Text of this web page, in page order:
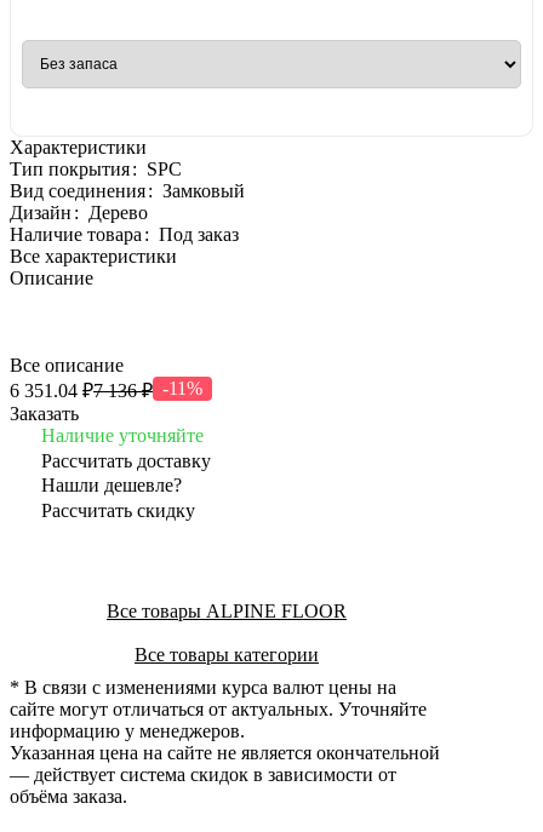
Характеристики
Тип покрытия: SPC
Вид соединения: Замковый
Дизайн: Дерево
Наличие товара: Под заказ
Все характеристики
Описание
Все описание
6 351.04 ₽7 136 ₽ -11%
Заказать
Наличие уточняйте
Рассчитать доставку
Нашли дешевле?
Рассчитать скидку
Все товары ALPINE FLOOR
Все товары категории
* В связи с изменениями курса валют цены на
сайте могут отличаться от актуальных. Уточняйте
информацию у менеджеров.
Указанная цена на сайте не является окончательной
— действует система скидок в зависимости от
объёма заказа.